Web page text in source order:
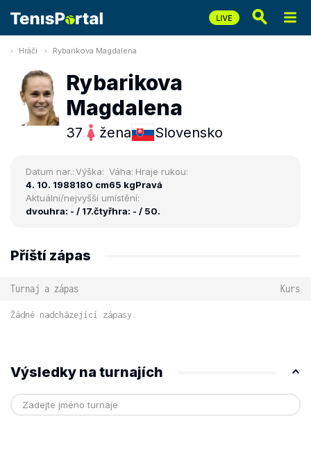
Hráči Rybarikova Magdalena
Rybarikova
Magdalena
37 žena Slovensko
Datum nar.:
4. 10. 1988
Výška:
180 cm
Váha:
65 kg
Hraje rukou:
Pravá
Aktuální/nejvyšší umístění:
dvouhra: - / 17.čtyřhra: - / 50.
Příští zápas
Turnaj a zápas Kurs
Žádné nadcházející zápasy.
Výsledky na turnajích